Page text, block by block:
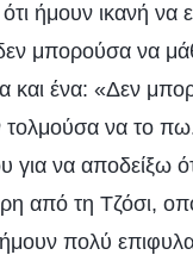
ήμουν ικανή
μπορούσα να
και ένα: «Δεν
να το πω.
να αποδείξω
από τη Τζόσι,
πολύ